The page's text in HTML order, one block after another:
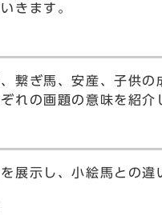
きます。
繋ぎ馬、安産、子供の
れの画題の意味を紹介
展示し、小絵馬との違